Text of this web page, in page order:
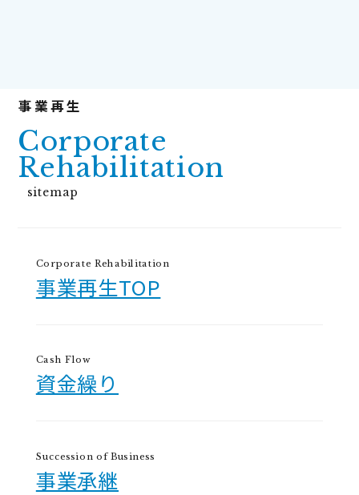
Corporate
Rehabilitation
sitemap
Corporate Rehabilitation
事業再生TOP
Cash Flow
資金繰り
Succession of Business
事業承継